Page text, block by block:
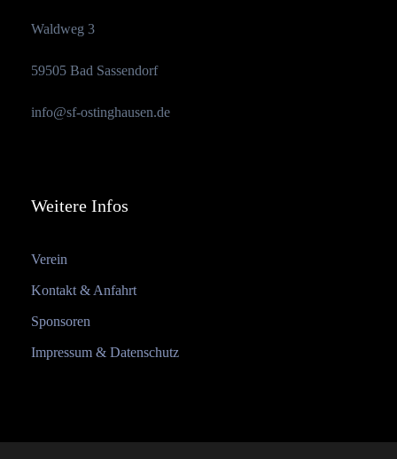
Waldweg 3
59505 Bad Sassendorf
info@sf-ostinghausen.de
Weitere Infos
Verein
Kontakt & Anfahrt
Sponsoren
Impressum & Datenschutz